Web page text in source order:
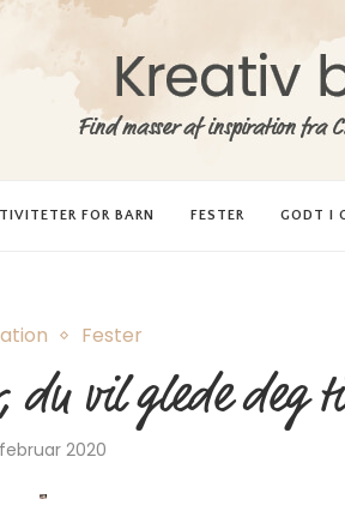
FOR BARN FESTER GODT I
Fester
du vil glede deg
2020